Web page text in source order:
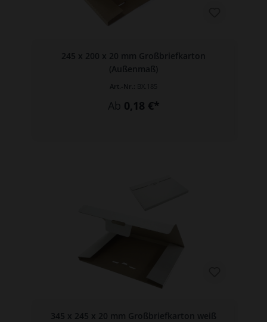
245 x 200 x 20 mm Großbriefkarton
(Außenmaß)
Art.-Nr.:
Ab 0,18 €*
345 x 245 x 20 mm Großbriefkarton weiß